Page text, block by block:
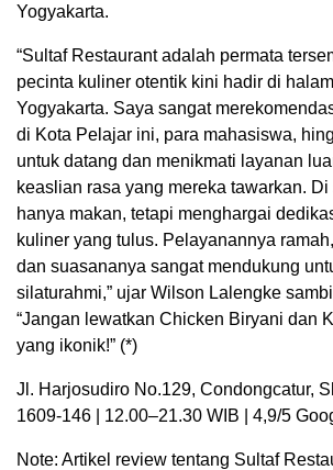
Yogyakarta.
“Sultaf Restaurant adalah permata
pecinta kuliner otentik kini hadir di
Yogyakarta. Saya sangat
di Kota Pelajar ini, para mahasiswa,
untuk datang dan menikmati layanan
keaslian rasa yang mereka tawarkan.
hanya makan, tetapi menghargai
kuliner yang tulus. Pelayanannya
dan suasananya sangat mendukung
silaturahmi,” ujar Wilson Lalengke
“Jangan lewatkan Chicken Biryani dan
yang ikonik!” (*)
Jl. Harjosudiro No.129, Condongcatur,
1609-146 | 12.00–21.30 WIB | 4,9/5
Note: Artikel review tentang Sultaf